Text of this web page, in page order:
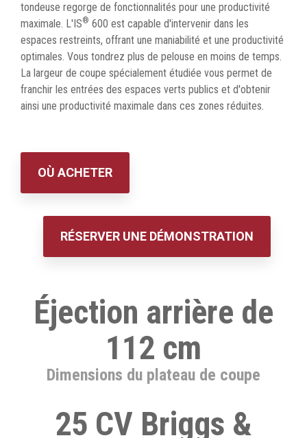
tondeuse regorge de fonctionnalités pour une productivité
maximale. L'IS® 600 est capable d'intervenir dans les
espaces restreints, offrant une maniabilité et une productivité
optimales. Vous tondrez plus de pelouse en moins de temps.
La largeur de coupe spécialement étudiée vous permet de
franchir les entrées des espaces verts publics et d'obtenir
ainsi une productivité maximale dans ces zones réduites.
OÙ ACHETER
RÉSERVER UNE DÉMONSTRATION
Dimensions du plateau de coupe
Éjection arrière de
112 cm
25 CV Briggs &